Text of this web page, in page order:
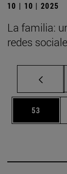
10 | 10 | 2025
La familia:
redes
Página
53